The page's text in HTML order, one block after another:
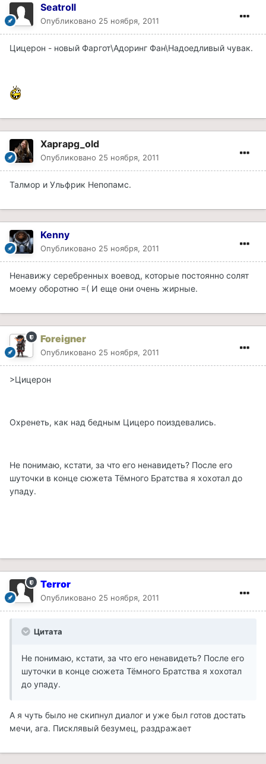
Seatroll
Опубликовано 25 ноября, 2011
Цицерон - новый Фаргот\Адоринг Фан\Надоедливый чувак.
Xaprapg_old
Опубликовано 25 ноября, 2011
Талмор и Ульфрик Непопамс.
Kenny
Опубликовано 25 ноября, 2011
Ненавижу серебренных воевод, которые постоянно солят
моему оборотню =( И еще они очень жирные.
Foreigner
Опубликовано 25 ноября, 2011
>Цицерон
Охренеть, как над бедным Цицеро поиздевались.
Не понимаю, кстати, за что его ненавидеть? После его
шуточки в конце сюжета Тёмного Братства я хохотал до
упаду.
Terror
Опубликовано 25 ноября, 2011
Цитата
Не понимаю, кстати, за что его ненавидеть? После его
шуточки в конце сюжета Тёмного Братства я хохотал
до упаду.
А я чуть было не скипнул диалог и уже был готов достать
мечи, ага. Писклявый безумец, раздражает